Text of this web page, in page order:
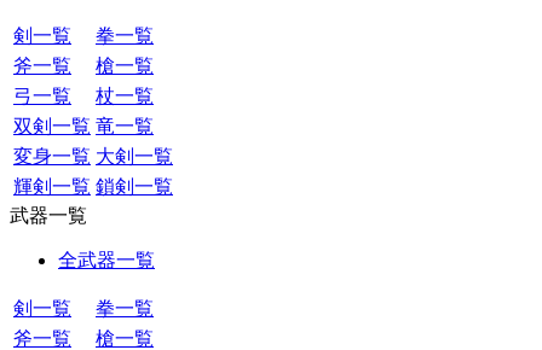
剣一覧
拳一覧
斧一覧
槍一覧
弓一覧
杖一覧
双剣一覧 竜一覧
変身一覧 大剣一覧
輝剣一覧 鎖剣一覧
武器一覧
全武器一覧
剣一覧
拳一覧
斧一覧
槍一覧